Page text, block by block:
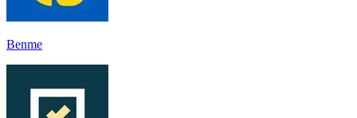
Benme